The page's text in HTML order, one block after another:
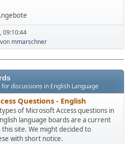
09:10:44
von mmarschner
discussions in English Language
Questions - English
of Microsoft Access questions in
language boards are a current
site. We might decided to
with short notice.